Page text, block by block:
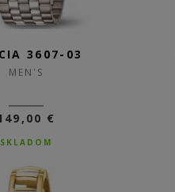
3607-03
MEN'S
€
SKLADOM